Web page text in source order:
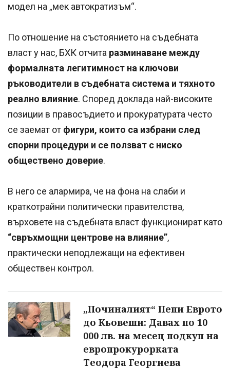
модел на „мек автократизъм“.
По отношение на състоянието на съдебната
власт у нас, БХК отчита разминаване между
формалната легитимност на ключови
ръководители в съдебната система и тяхното
реално влияние. Според доклада най-високите
позиции в правосъдието и прокуратурата често
се заемат от фигури, които са избрани след
спорни процедури и се ползват с ниско
обществено доверие.
В него се алармира, че на фона на слаби и
краткотрайни политически правителства,
върховете на съдебната власт функционират като
“свръхмощни центрове на влияние”,
практически неподлежащи на ефективен
обществен контрол.
„Починалият“ Пепи Еврото
до Кьовеши: Давах по 10
000 лв. на месец подкуп на
европрокурорката
Теодора Георгиева